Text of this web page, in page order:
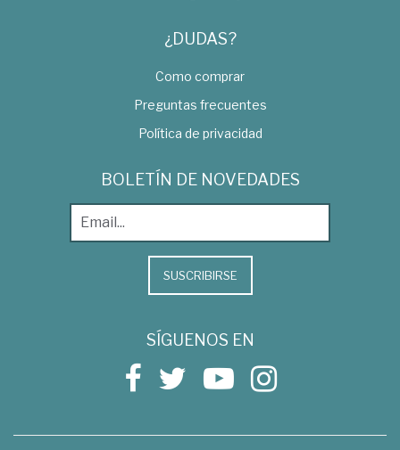
¿DUDAS?
Como comprar
Preguntas frecuentes
Política de privacidad
BOLETÍN DE NOVEDADES
SUSCRIBIRSE
SÍGUENOS EN